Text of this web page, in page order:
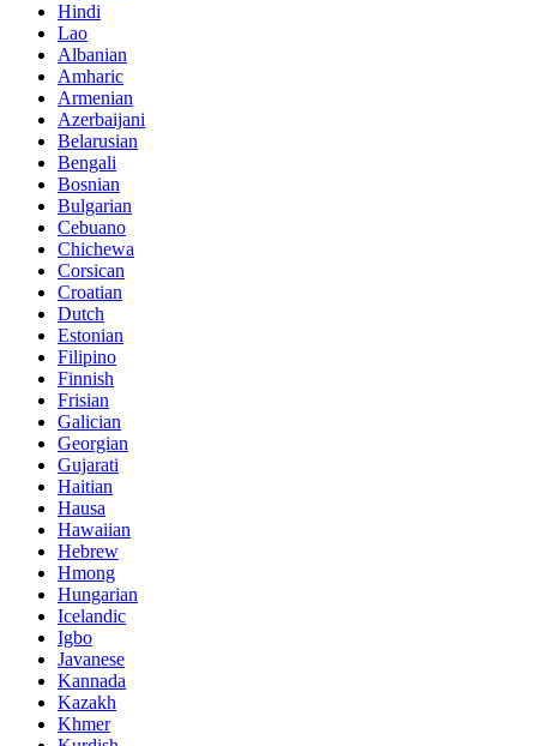
Hindi
Lao
Albanian
Amharic
Armenian
Azerbaijani
Belarusian
Bengali
Bosnian
Bulgarian
Cebuano
Chichewa
Corsican
Croatian
Dutch
Estonian
Filipino
Finnish
Frisian
Galician
Georgian
Gujarati
Haitian
Hausa
Hawaiian
Hebrew
Hmong
Hungarian
Icelandic
Igbo
Javanese
Kannada
Kazakh
Khmer